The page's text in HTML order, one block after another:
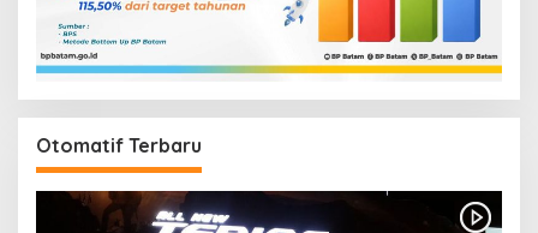
Otomatif Terbaru